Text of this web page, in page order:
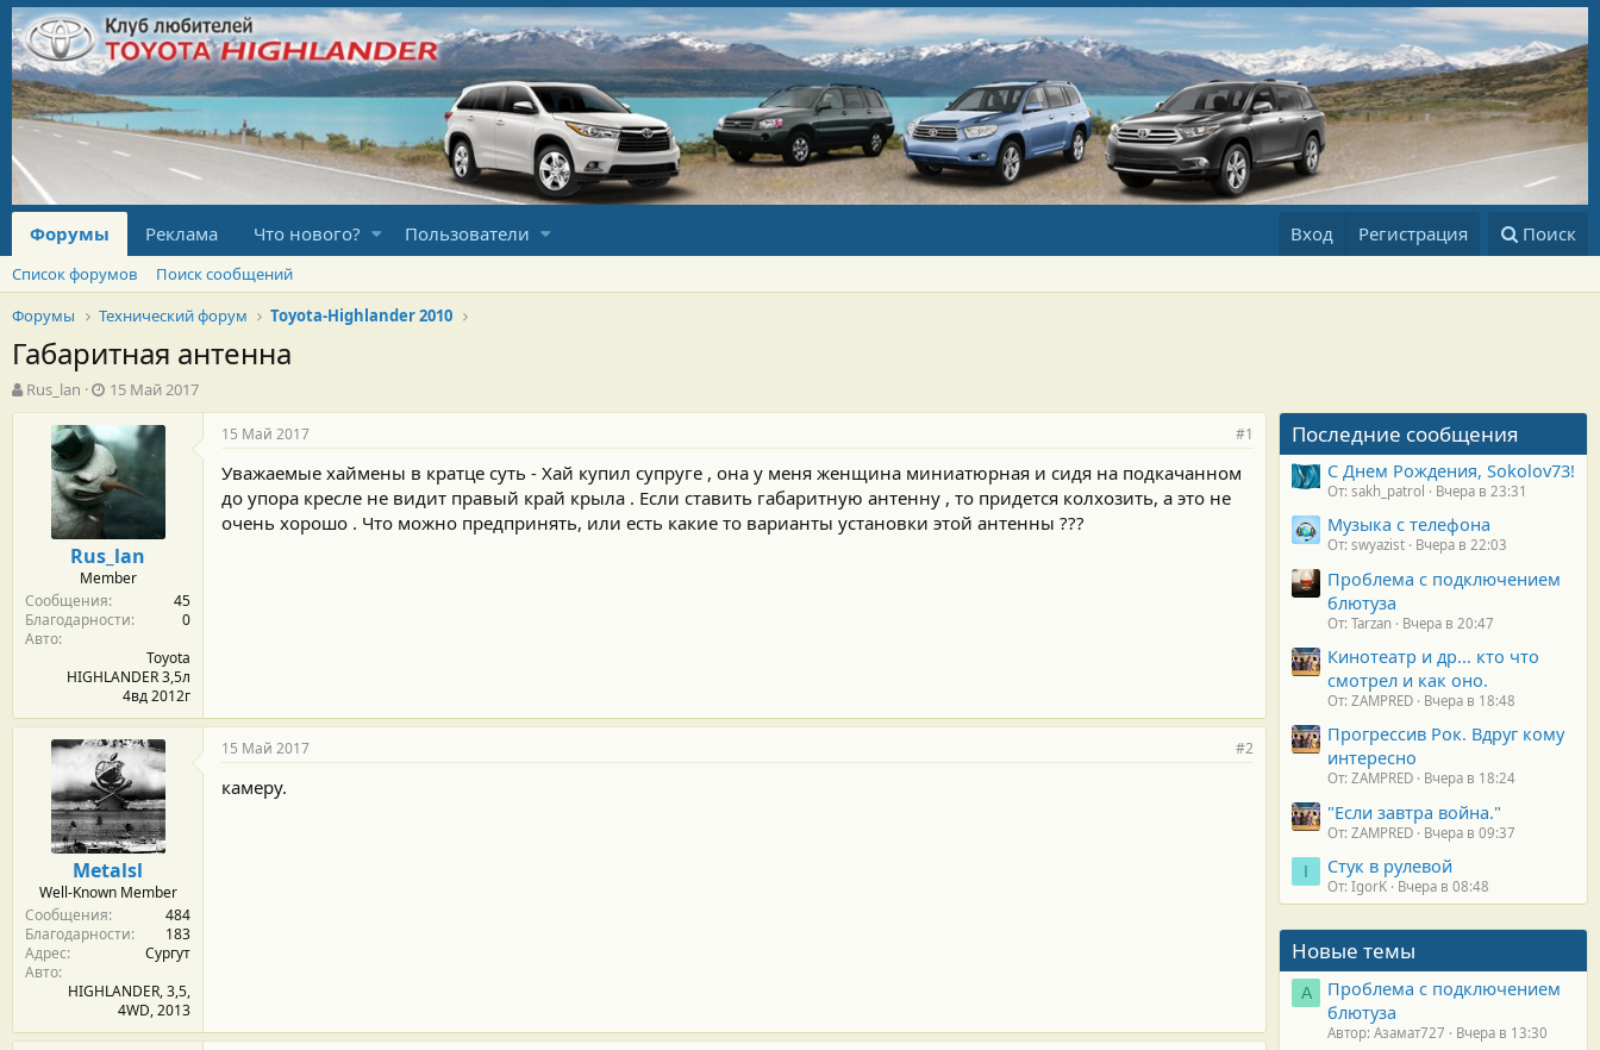
Форумы Реклама Что нового? Пользователи Вход Регистрация Поиск
Список форумов
Поиск сообщений
Форумы
Технический форум Toyota-Highlander 2010
Габаритная антенна
А
в
Rus_lan
Д
а
т
а
н
а
а
л
а
15 Май 2017
Rus_lan
Member
Сообщения
45
Благодарности
0
Авто
Toyota
HIGHLANDER 3,5л
4вд 2012г
15 Май 2017 #1
Уважаемые хаймены в кратце суть - Хай купил супруге , она у меня женщина миниатюрная и сидя на подкачанном
до упора кресле не видит правый край крыла . Если ставить габаритную антенну , то придется колхозить, а это не
очень хорошо . Что можно предпринять, или есть какие то варианты установки этой антенны ???
Metalsl
Well-Known Member
Сообщения
484
Благодарности
183
Адрес
Сургут
Авто
HIGHLANDER, 3,5,
4WD, 2013
15 Май 2017 #2
камеру.
Последние сообщения
С Днем Рождения, Sokolov73!
От: sakh_patrol Вчера в 23:31
Музыка с телефона
От: swyazist Вчера в 22:03
Проблема с подключением
блютуза
От: Tarzan Вчера в 20:47
Кинотеатр и др... кто что
смотрел и как оно.
От: ZAMPRED Вчера в 18:48
Прогрессив Рок. Вдруг кому
интересно
От: ZAMPRED Вчера в 18:24
"Если завтра война."
От: ZAMPRED Вчера в 09:37
I Стук в рулевой
От: IgorK Вчера в 08:48
Новые темы
А
Проблема с подключением
блютуза
Автор: Азамат727 Вчера в 13:30